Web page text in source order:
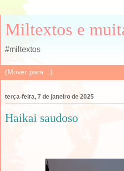
Miltextos e
#miltextos
terça-feira, 7 de janeiro de 2025
Haikai saudoso